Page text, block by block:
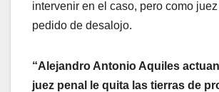
intervenir en el caso, pero como
pedido de desalojo.
“Alejandro Antonio Aquiles
juez penal le quita las tierras de